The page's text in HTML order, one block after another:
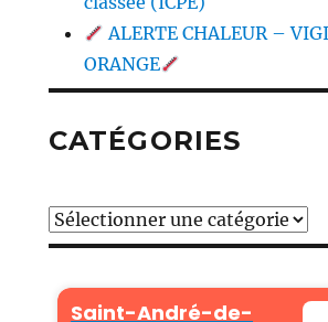
ALERTE CHALEUR –
ORANGE
CATÉGORIES
Catégories